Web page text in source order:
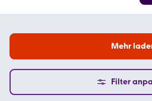
Mehr
Filter